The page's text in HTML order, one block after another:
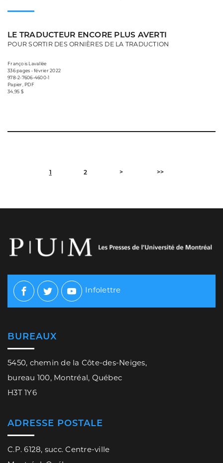
LE TRADUCTEUR ENCORE PLUS AVERTI
POUR SORTIR DES ORNIÈRES DE LA TRADUCTION
François Lavallée
336 pages • février 2022
978-2-7606-4600-1
Papier, PDF
34,95 $
1 2 > >>
Facebook
TwitterYoutube
Infolettre
BUREAUX
5450, chemin de la Côte-des-Neiges,
bureau 100, Montréal, Québec
H3T 1Y6
ADRESSE POSTALE
C.P. 6128, succ. Centre-ville